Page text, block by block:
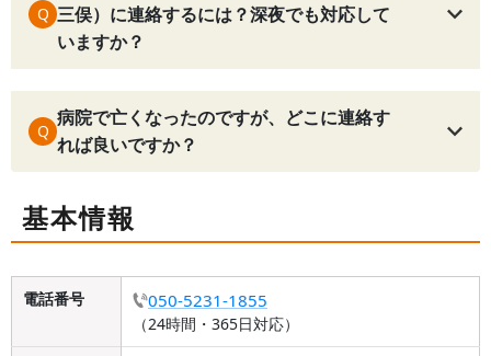
Q 三俣）に連絡するには？深夜でも対応して
いますか？
Q
病院で亡くなったのですが、どこに連絡す
れば良いですか？
基本情報
電話番号 050-5231-1855
（24時間・365日対応）